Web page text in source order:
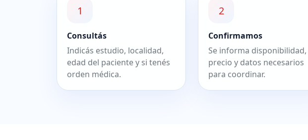
1
Consultás
Indicás estudio, localidad,
edad del paciente y si tenés
orden médica.
2
Confirmamos
Se informa disponibilidad,
precio y datos necesarios
para coordinar.